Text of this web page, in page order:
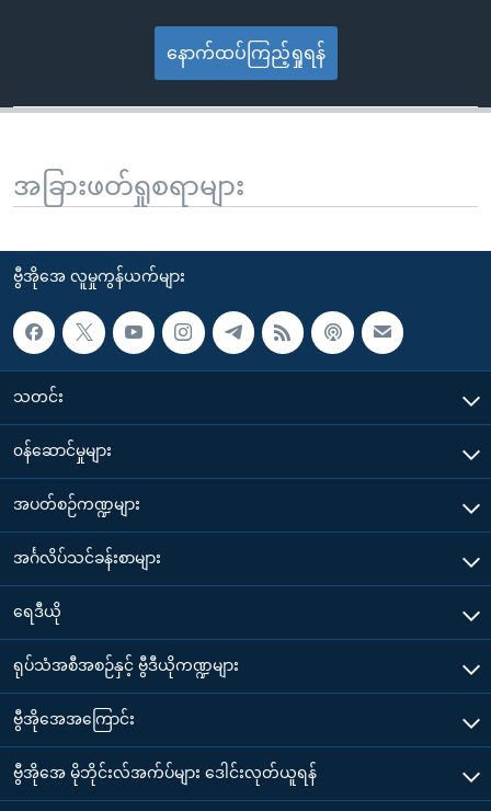
နောက်ထပ်ကြည့်ရှုရန်
အခြားဖတ်ရှုစရာများ
ဗွီအိုအေ လူမှုကွန်ယက်များ
သတင်း
၀န်ဆောင်မှုများ
အပတ်စဉ်ကဏ္ဍများ
အင်္ဂလိပ်သင်ခန်းစာများ
ရေဒီယို
ရုပ်သံအစီအစဉ်နှင့် ဗွီဒီယိုကဏ္ဍများ
ဗွီအိုအေအကြောင်း
ဗွီအိုအေ မိုဘိုင်းလ်အက်ပ်များ ဒေါင်းလုတ်ယူရန်